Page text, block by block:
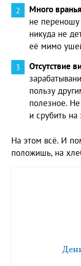
Много вранья
не переношу
никуда не
её мимо
Отсутствие
пользу
полезное.
и срубить на
На этом всё. И
положишь, на